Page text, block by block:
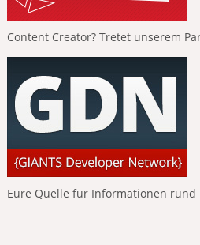
Content Creator? Tretet unserem
Eure Quelle für Informationen